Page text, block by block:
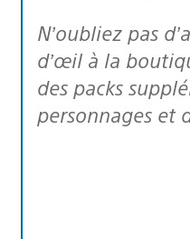
N’oubliez pas d’aller jeter un coup
d’œil à la
des packs
personnages et